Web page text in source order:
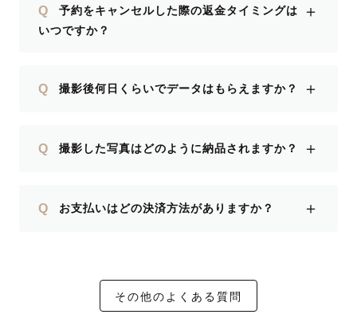
Q
予約をキャンセルした際の返金タイミングは
いつですか？
＋
Q 撮影後何日くらいでデータはもらえますか？ ＋
Q 撮影した写真はどのように納品されますか？ ＋
Q お支払いはどの決済方法がありますか？ ＋
その他のよくある質問